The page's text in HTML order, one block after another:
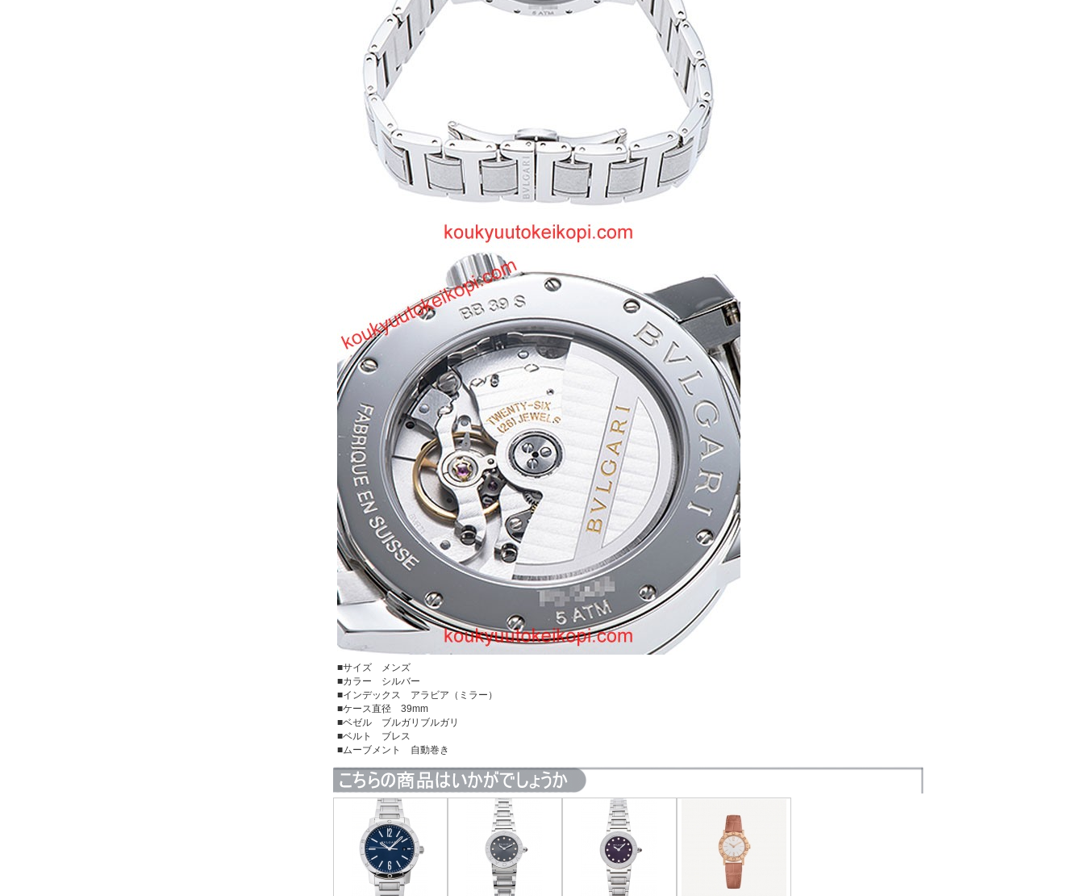
■サイズ メンズ
■カラー シルバー
■インデックス アラビア（ミラー）
■ケース直径 39mm
■ベゼル ブルガリブルガリ
■ベルト ブレス
■ムーブメント 自動巻き